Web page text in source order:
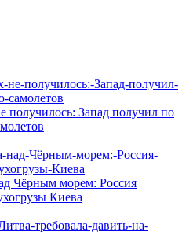
получилось: Запад получил по
Чёрным морем: Россия
Киева